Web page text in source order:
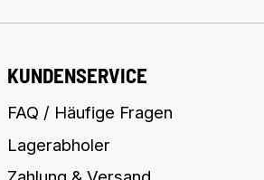
KUNDENSERVICE
FAQ / Häufige Fragen
Lagerabholer